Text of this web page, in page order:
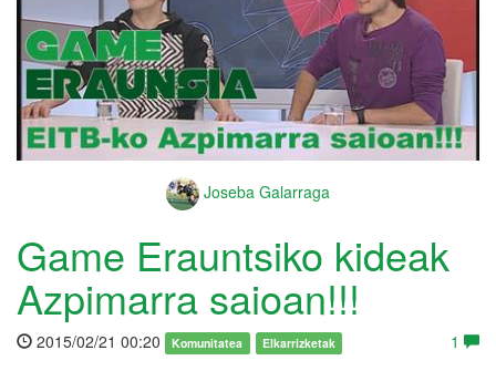
Joseba Galarraga
Game Erauntsiko kideak
Azpimarra saioan!!!
2015/02/21 00:20 Komunitatea Elkarrizketak 1